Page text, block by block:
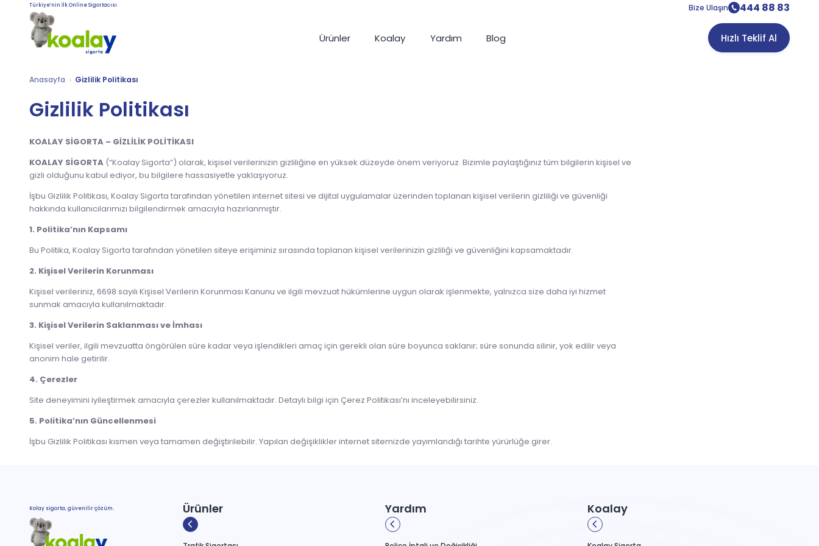
Bize Ulaşın 444 88 83
Türkiye’nin İlk Online Sigortacısı
Ürünler Koalay Yardım Blog Hızlı Teklif Al
Anasayfa Gizlilik Politikası
Gizlilik Politikası
KOALAY SİGORTA – GİZLİLİK POLİTİKASI
KOALAY SİGORTA (“Koalay Sigorta”) olarak, kişisel verilerinizin gizliliğine en yüksek düzeyde önem veriyoruz. Bizimle paylaştığınız tüm bilgilerin kişisel ve
gizli olduğunu kabul ediyor, bu bilgilere hassasiyetle yaklaşıyoruz.
İşbu Gizlilik Politikası, Koalay Sigorta tarafından yönetilen internet sitesi ve dijital uygulamalar üzerinden toplanan kişisel verilerin gizliliği ve güvenliği
hakkında kullanıcılarımızı bilgilendirmek amacıyla hazırlanmıştır.
1. Politika’nın Kapsamı
Bu Politika, Koalay Sigorta tarafından yönetilen siteye erişiminiz sırasında toplanan kişisel verilerinizin gizliliği ve güvenliğini kapsamaktadır.
2. Kişisel Verilerin Korunması
Kişisel verileriniz, 6698 sayılı Kişisel Verilerin Korunması Kanunu ve ilgili mevzuat hükümlerine uygun olarak işlenmekte, yalnızca size daha iyi hizmet
sunmak amacıyla kullanılmaktadır.
3. Kişisel Verilerin Saklanması ve İmhası
Kişisel veriler, ilgili mevzuatta öngörülen süre kadar veya işlendikleri amaç için gerekli olan süre boyunca saklanır; süre sonunda silinir, yok edilir veya
anonim hale getirilir.
4. Çerezler
Site deneyimini iyileştirmek amacıyla çerezler kullanılmaktadır. Detaylı bilgi için Çerez Politikası’nı inceleyebilirsiniz.
5. Politika’nın Güncellenmesi
İşbu Gizlilik Politikası kısmen veya tamamen değiştirilebilir. Yapılan değişiklikler internet sitemizde yayımlandığı tarihte yürürlüğe girer.
Kolay sigorta, güvenilir çözüm. Ürünler Yardım Koalay